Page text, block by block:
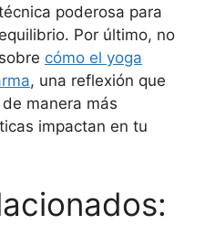
poderosa para
Por último, no
cómo el yoga
, una reflexión que
manera más
impactan en tu